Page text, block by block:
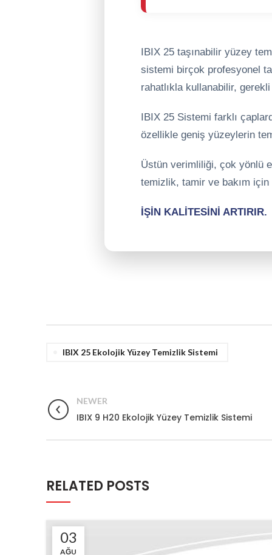
IBIX 25 taşınabilir yüzey
sistemi birçok profesyonel
rahatlıkla kullanabilir,
IBIX 25 Sistemi farklı
özellikle geniş yüzeylerin
Üstün verimliliği, çok yönlü
temizlik, tamir ve bakım
İŞİN KALİTESİNİ ARTIRIR.
IBIX 25 Ekolojik Yüzey Temizlik Sistemi
NEWER
IBIX 9 H20 Ekolojik Yüzey Temizlik Sistemi
RELATED POSTS
03
AĞU